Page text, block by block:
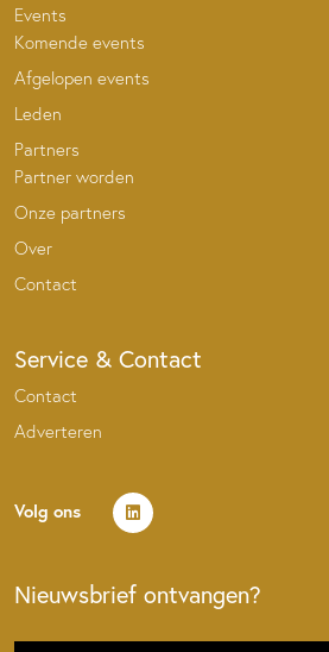
Events
Komende events
Afgelopen events
Leden
Partners
Partner worden
Onze partners
Over
Contact
Service & Contact
Contact
Adverteren
Volg ons
Nieuwsbrief ontvangen?